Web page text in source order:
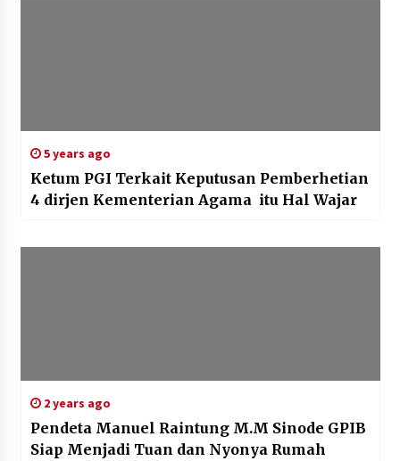
5 years ago
Ketum PGI Terkait Keputusan Pemberhetian
4 dirjen Kementerian Agama itu Hal Wajar
2 years ago
Pendeta Manuel Raintung M.M Sinode GPIB
Siap Menjadi Tuan dan Nyonya Rumah